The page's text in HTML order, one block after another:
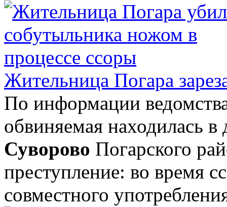
Жительница Погара
По информации
обвиняемая находилась в
Суворово Погарского
преступление: во время
совместного